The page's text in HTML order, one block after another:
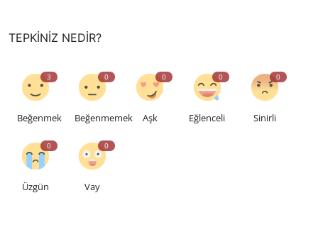
TEPKINIZ NEDIR?
3
Beğenmek
0
Beğenmemek
0
Aşk
0
Eğlenceli
0
Sinirli
0
Üzgün
0
Vay